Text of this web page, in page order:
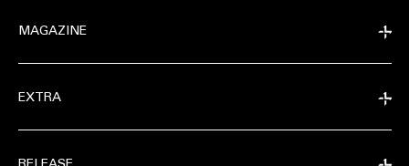
MAGAZINE
EXTRA